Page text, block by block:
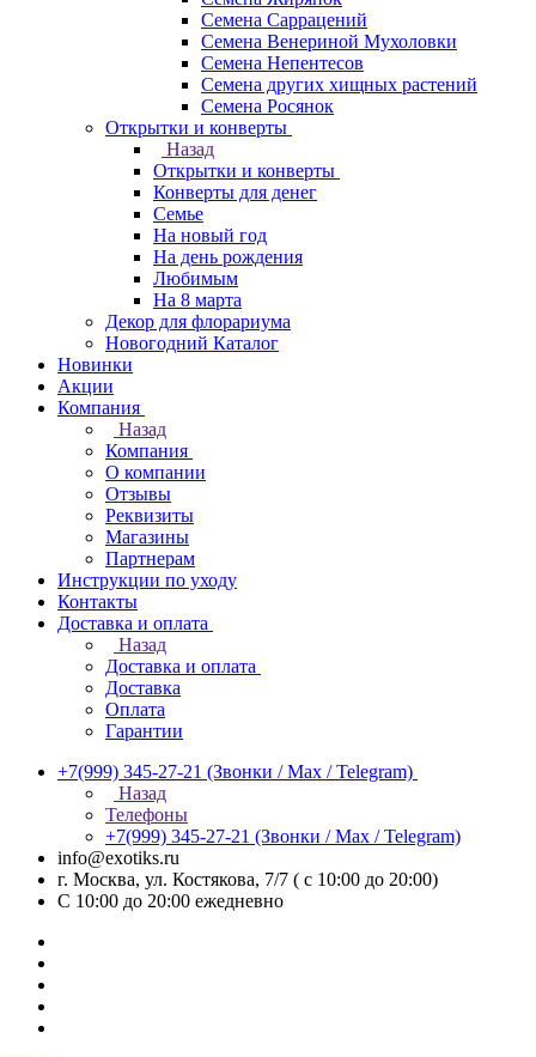
Семена Саррацений
Семена Венериной Мухоловки
Семена Непентесов
Семена других хищных растений
Семена Росянок
Открытки и конверты
Назад
Открытки и конверты
Конверты для денег
Семье
На новый год
На день рождения
Любимым
На 8 марта
Декор для флорариума
Новогодний Каталог
Новинки
Акции
Компания
Назад
Компания
О компании
Отзывы
Реквизиты
Магазины
Партнерам
Инструкции по уходу
Контакты
Доставка и оплата
Назад
Доставка и оплата
Доставка
Оплата
Гарантии
+7(999) 345-27-21 (Звонки / Max / Telegram)
Назад
Телефоны
+7(999) 345-27-21 (Звонки / Max / Telegram)
info@exotiks.ru
г. Москва, ул. Костякова, 7/7 ( с 10:00 до 20:00)
С 10:00 до 20:00 ежедневно